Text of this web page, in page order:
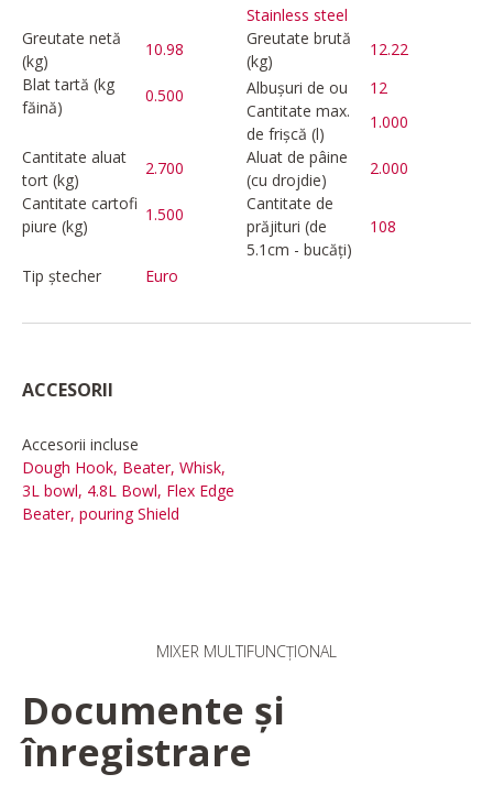
Stainless steel
Greutate netă
(kg)
10.98
Greutate brută
(kg)
12.22
Blat tartă (kg
făină)
0.500 Albușuri de ou
12
Cantitate max.
de frișcă (l)
1.000
Cantitate aluat
tort (kg)
2.700
Aluat de pâine
(cu drojdie)
2.000
Cantitate cartofi
piure (kg)
1.500
Cantitate de
prăjituri (de
5.1cm - bucăți)
108
Tip ștecher Euro
ACCESORII
Accesorii incluse
Dough Hook, Beater, Whisk,
3L bowl, 4.8L Bowl, Flex Edge
Beater, pouring Shield
MIXER MULTIFUNCȚIONAL
Documente și
înregistrare